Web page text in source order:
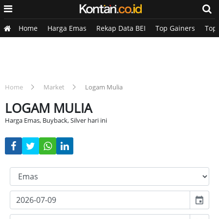
Home Harga Emas Rekap Data BEI Top Gainers Top
Home Market Logam Mulia
LOGAM MULIA
Harga Emas, Buyback, Silver hari ini
event